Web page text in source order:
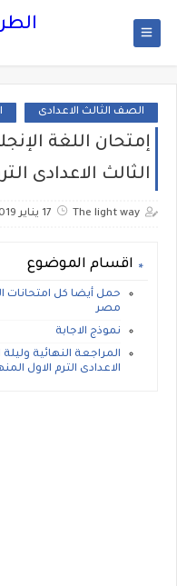
الصف الثالث الاعدادى
إمتحان اللغة
الثالث الاعدادى
The light way 17 يناير 2019
اقسام الموضوع
حمل أيضا كل امتحانات
مصر
نموذج الاجابة
المراجعة النهائية
الاعدادى الترم الاول المنهج